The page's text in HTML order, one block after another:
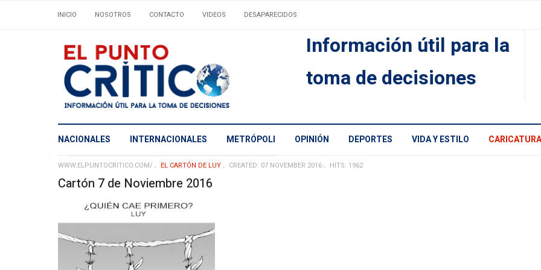
INICIO NOSOTROS CONTACTO VIDEOS DESAPARECIDOS
Información útil para la
toma de decisiones
NACIONALES INTERNACIONALES METRÓPOLI OPINIÓN DEPORTES VIDA Y ESTILO
WWW.ELPUNTOCRITICO.COM/ EL CARTÓN DE LUY CREATED: 07 NOVEMBER 2016 HITS: 1962
Cartón 7 de Noviembre 2016